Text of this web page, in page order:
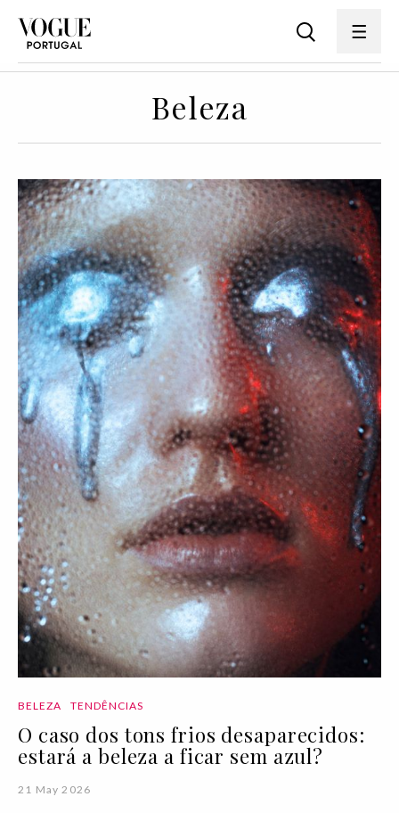
Beleza
BELEZA TENDÊNCIAS
O caso dos tons frios desaparecidos:
estará a beleza a ficar sem azul?
21 May 2026